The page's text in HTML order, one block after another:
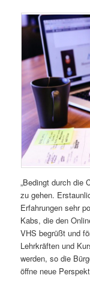
„Bedingt durch die
zu gehen.
Erfahrungen sehr
Kabs, die den
VHS begrüßt und
Lehrkräften und
werden, so die
öffne neue